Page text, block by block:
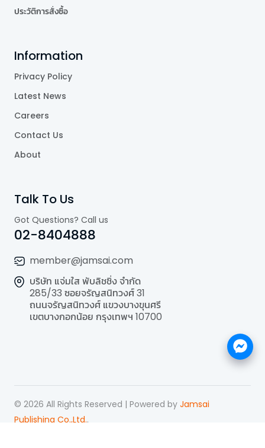
ประวัติการสั่งซื้อ
Information
Privacy Policy
Latest News
Careers
Contact Us
About
Talk To Us
Got Questions? Call us
02-8404888
member@jamsai.com
บริษัท แจ่มใส พับลิชชิ่ง จำกัด
285/33 ซอยจรัญสนิทวงศ์ 31
ถนนจรัญสนิทวงศ์ แขวงบางขุนศรี
เขตบางกอกน้อย กรุงเทพฯ 10700
© 2026 All Rights Reserved | Powered by Jamsai
Publishing Co.,Ltd..